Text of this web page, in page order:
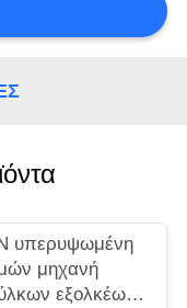
υπερυψωμένη
μηχανή
εξολκέων